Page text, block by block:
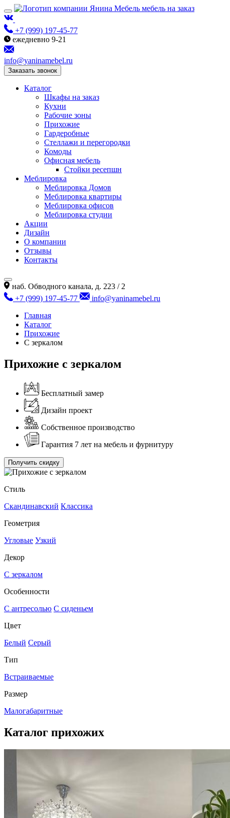
мебель на заказ
+7 (999) 197-45-77
ежедневно 9-21
info@yaninamebel.ru
Заказать звонок
Каталог
Шкафы на заказ
Кухни
Рабочие зоны
Прихожие
Гардеробные
Стеллажи и перегородки
Комоды
Офисная мебель
Стойки ресепшн
Меблировка
Меблировка Домов
Меблировка квартиры
Меблировка офисов
Меблировка студии
Акции
Дизайн
О компании
Отзывы
Контакты
наб. Обводного канала, д. 223 / 2
+7 (999) 197-45-77
info@yaninamebel.ru
Главная
Каталог
Прихожие
С зеркалом
Прихожие с зеркалом
Бесплатный замер
Дизайн проект
Собственное производство
Гарантия 7 лет на мебель и фурнитуру
Получить скидку
Стиль
Скандинавский Классика
Геометрия
Угловые Узкий
Декор
С зеркалом
Особенности
С антресолью С сиденьем
Цвет
Белый Серый
Тип
Встраиваемые
Размер
Малогабаритные
Каталог прихожих